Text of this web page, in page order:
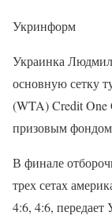
Укринформ
Украинка
основную сетку
(WTA) Credit
призовым
В финале
трех сетах
4:6, 4:6,